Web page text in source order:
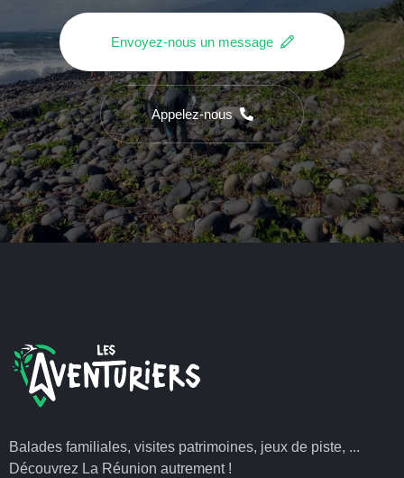
Envoyez-nous un message
Appelez-nous
Balades familiales, visites patrimoines, jeux de piste, ...
Découvrez La Réunion autrement !